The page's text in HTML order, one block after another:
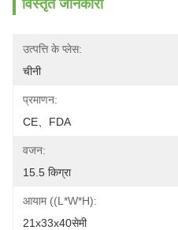
विस्तृत जानकारी
उत्पत्ति के प्लेस:
चीनी
प्रमाणन:
CE、FDA
वजन:
15.5 किग्रा
आयाम ((L*W*H):
21x33x40सेमी